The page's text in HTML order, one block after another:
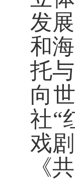
发
和
托
向
社“
戏
《